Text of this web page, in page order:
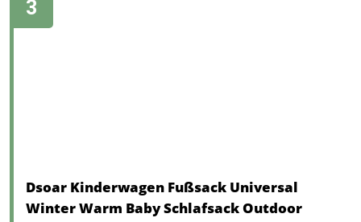
Dsoar Kinderwagen Fußsack Universal
Winter Warm Baby Schlafsack Outdoor